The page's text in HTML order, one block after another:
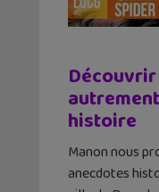
histoire
Manon nous
anecdotes